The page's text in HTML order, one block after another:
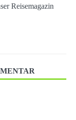
Reisemagazin